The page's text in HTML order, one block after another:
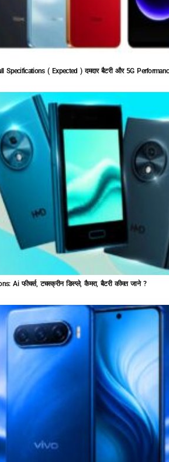
( Expected ) दमदार बैटरी और 5G
Ai फीचर्स, टचस्क्रीन डिस्प्ले, कैमरा, बैटरी कीमत जाने ?